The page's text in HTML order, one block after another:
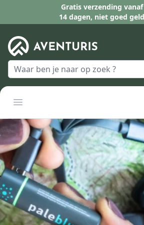
Gratis verzending vanaf
14 dagen, niet goed
Open menu